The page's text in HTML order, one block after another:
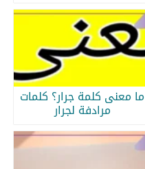
ما معنى كلمة جرار؟ كلمات
مرادفة لجرار